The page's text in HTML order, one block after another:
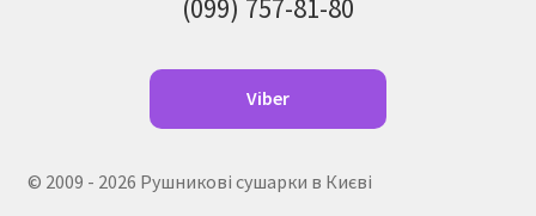
(099) 757-81-80
Viber
© 2009 - 2026 Рушникові сушарки в Києві